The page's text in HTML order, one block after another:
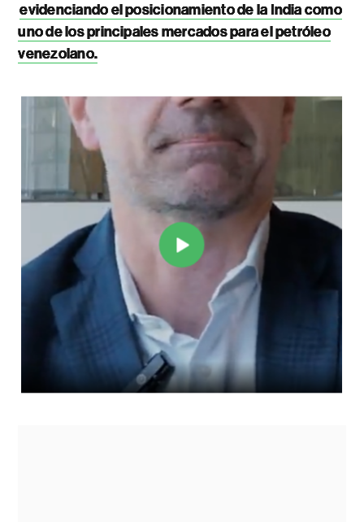
evidenciando el posicionamiento de la India como
uno de los principales mercados para el petróleo
venezolano.